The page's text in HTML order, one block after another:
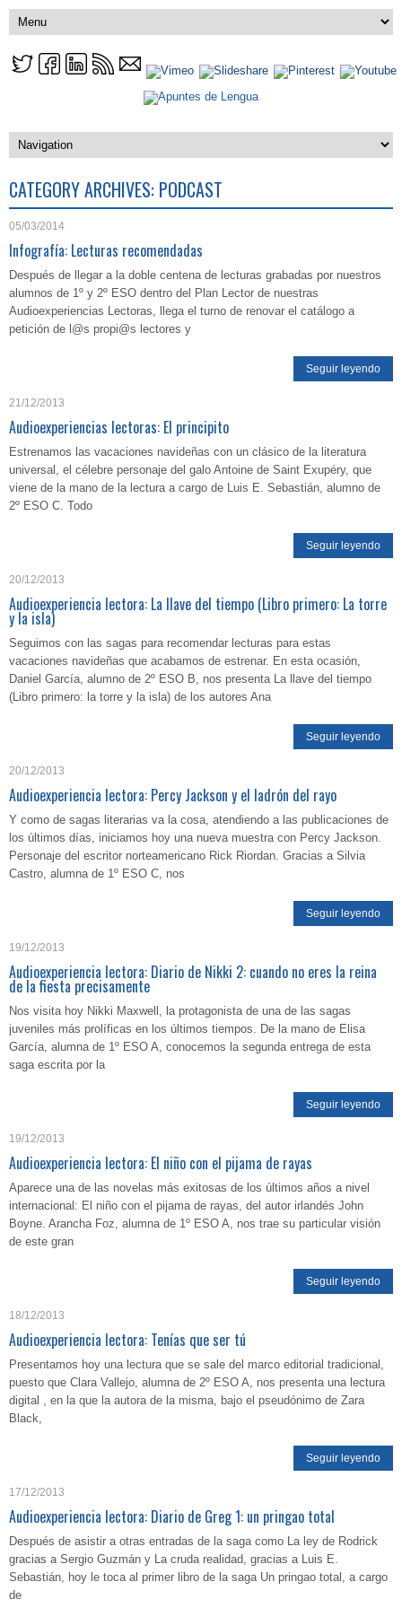
CATEGORY ARCHIVES: PODCAST
05/03/2014
Infografía: Lecturas recomendadas
Después de llegar a la doble centena de lecturas grabadas por nuestros
alumnos de 1º y 2º ESO dentro del Plan Lector de nuestras
Audioexperiencias Lectoras, llega el turno de renovar el catálogo a
petición de l@s propi@s lectores y
Seguir leyendo
21/12/2013
Audioexperiencias lectoras: El principito
Estrenamos las vacaciones navideñas con un clásico de la literatura
universal, el célebre personaje del galo Antoine de Saint Exupéry, que
viene de la mano de la lectura a cargo de Luis E. Sebastián, alumno de
2º ESO C. Todo
Seguir leyendo
20/12/2013
Audioexperiencia lectora: La llave del tiempo (Libro primero: La torre
y la isla)
Seguimos con las sagas para recomendar lecturas para estas
vacaciones navideñas que acabamos de estrenar. En esta ocasión,
Daniel García, alumno de 2º ESO B, nos presenta La llave del tiempo
(Libro primero: la torre y la isla) de los autores Ana
Seguir leyendo
20/12/2013
Audioexperiencia lectora: Percy Jackson y el ladrón del rayo
Y como de sagas literarias va la cosa, atendiendo a las publicaciones de
los últimos días, iniciamos hoy una nueva muestra con Percy Jackson.
Personaje del escritor norteamericano Rick Riordan. Gracias a Silvia
Castro, alumna de 1º ESO C, nos
Seguir leyendo
19/12/2013
Audioexperiencia lectora: Diario de Nikki 2: cuando no eres la reina
de la fiesta precisamente
Nos visita hoy Nikki Maxwell, la protagonista de una de las sagas
juveniles más prolíficas en los últimos tiempos. De la mano de Elisa
García, alumna de 1º ESO A, conocemos la segunda entrega de esta
saga escrita por la
Seguir leyendo
19/12/2013
Audioexperiencia lectora: El niño con el pijama de rayas
Aparece una de las novelas más exitosas de los últimos años a nivel
internacional: El niño con el pijama de rayas, del autor irlandés John
Boyne. Arancha Foz, alumna de 1º ESO A, nos trae su particular visión
de este gran
Seguir leyendo
18/12/2013
Audioexperiencia lectora: Tenías que ser tú
Presentamos hoy una lectura que se sale del marco editorial tradicional,
puesto que Clara Vallejo, alumna de 2º ESO A, nos presenta una lectura
digital , en la que la autora de la misma, bajo el pseudónimo de Zara
Black,
Seguir leyendo
17/12/2013
Audioexperiencia lectora: Diario de Greg 1: un pringao total
Después de asistir a otras entradas de la saga como La ley de Rodrick
gracias a Sergio Guzmán y La cruda realidad, gracias a Luis E.
Sebastián, hoy le toca al primer libro de la saga Un pringao total, a cargo
de